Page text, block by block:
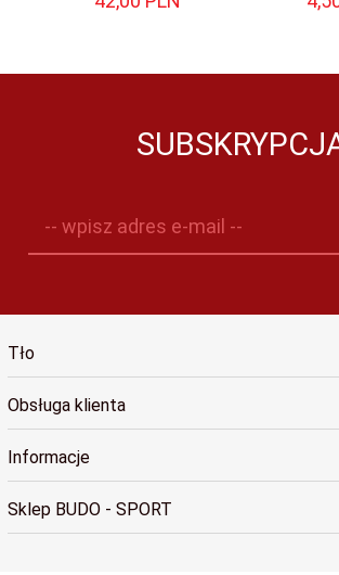
-- wpisz adres e-mail --
Tło
Obsługa klienta
Informacje
Sklep BUDO - SPORT